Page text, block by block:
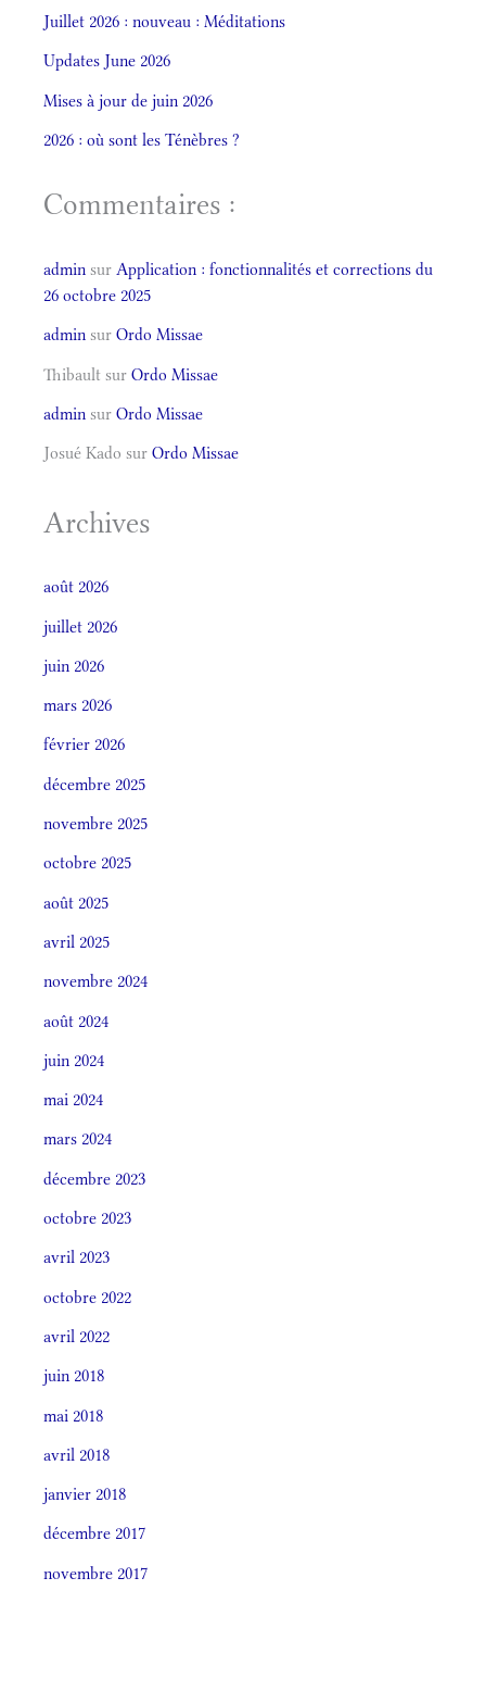
Juillet 2026 : nouveau : Méditations
Updates June 2026
Mises à jour de juin 2026
2026 : où sont les Ténèbres ?
Commentaires :
admin sur Application : fonctionnalités et corrections du
26 octobre 2025
admin sur Ordo Missae
Thibault sur Ordo Missae
admin sur Ordo Missae
Josué Kado sur Ordo Missae
Archives
août 2026
juillet 2026
juin 2026
mars 2026
février 2026
décembre 2025
novembre 2025
octobre 2025
août 2025
avril 2025
novembre 2024
août 2024
juin 2024
mai 2024
mars 2024
décembre 2023
octobre 2023
avril 2023
octobre 2022
avril 2022
juin 2018
mai 2018
avril 2018
janvier 2018
décembre 2017
novembre 2017